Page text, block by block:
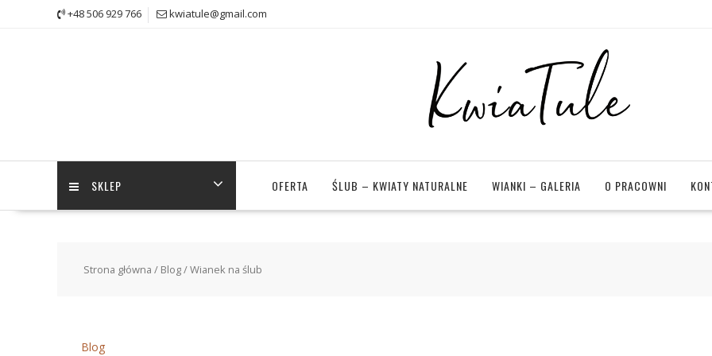
+48 506 929 766 kwiatule@gmail.com
SKLEP OFERTA ŚLUB – KWIATY NATURALNE WIANKI – GALERIA O PRACOWNI
Strona główna / Blog/ Wianek na ślub
Blog